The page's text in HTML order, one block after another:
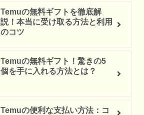
Temuの無料ギフトを徹底解
説！本当に受け取る方法と利用
のコツ
Temuの無料ギフト！驚きの5
個を手に入れる方法とは？
Temuの便利な支払い方法：コ